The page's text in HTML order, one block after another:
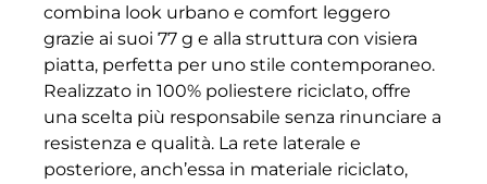
combina look urbano e comfort leggero
grazie ai suoi 77 g e alla struttura con visiera
piatta, perfetta per uno stile contemporaneo.
Realizzato in 100% poliestere riciclato, offre
una scelta più responsabile senza rinunciare a
resistenza e qualità. La rete laterale e
posteriore, anch’essa in materiale riciclato,